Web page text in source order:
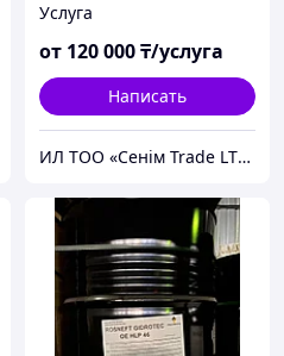
испытания
трансформаторных
подстанций ТП, КТП, РП
20/0,4 кВ, 10/0,4 кВ, 6/
Услуга
от 120 000₸/услуга
Написать
ИЛ ТОО «Сенiм Trade LTD»